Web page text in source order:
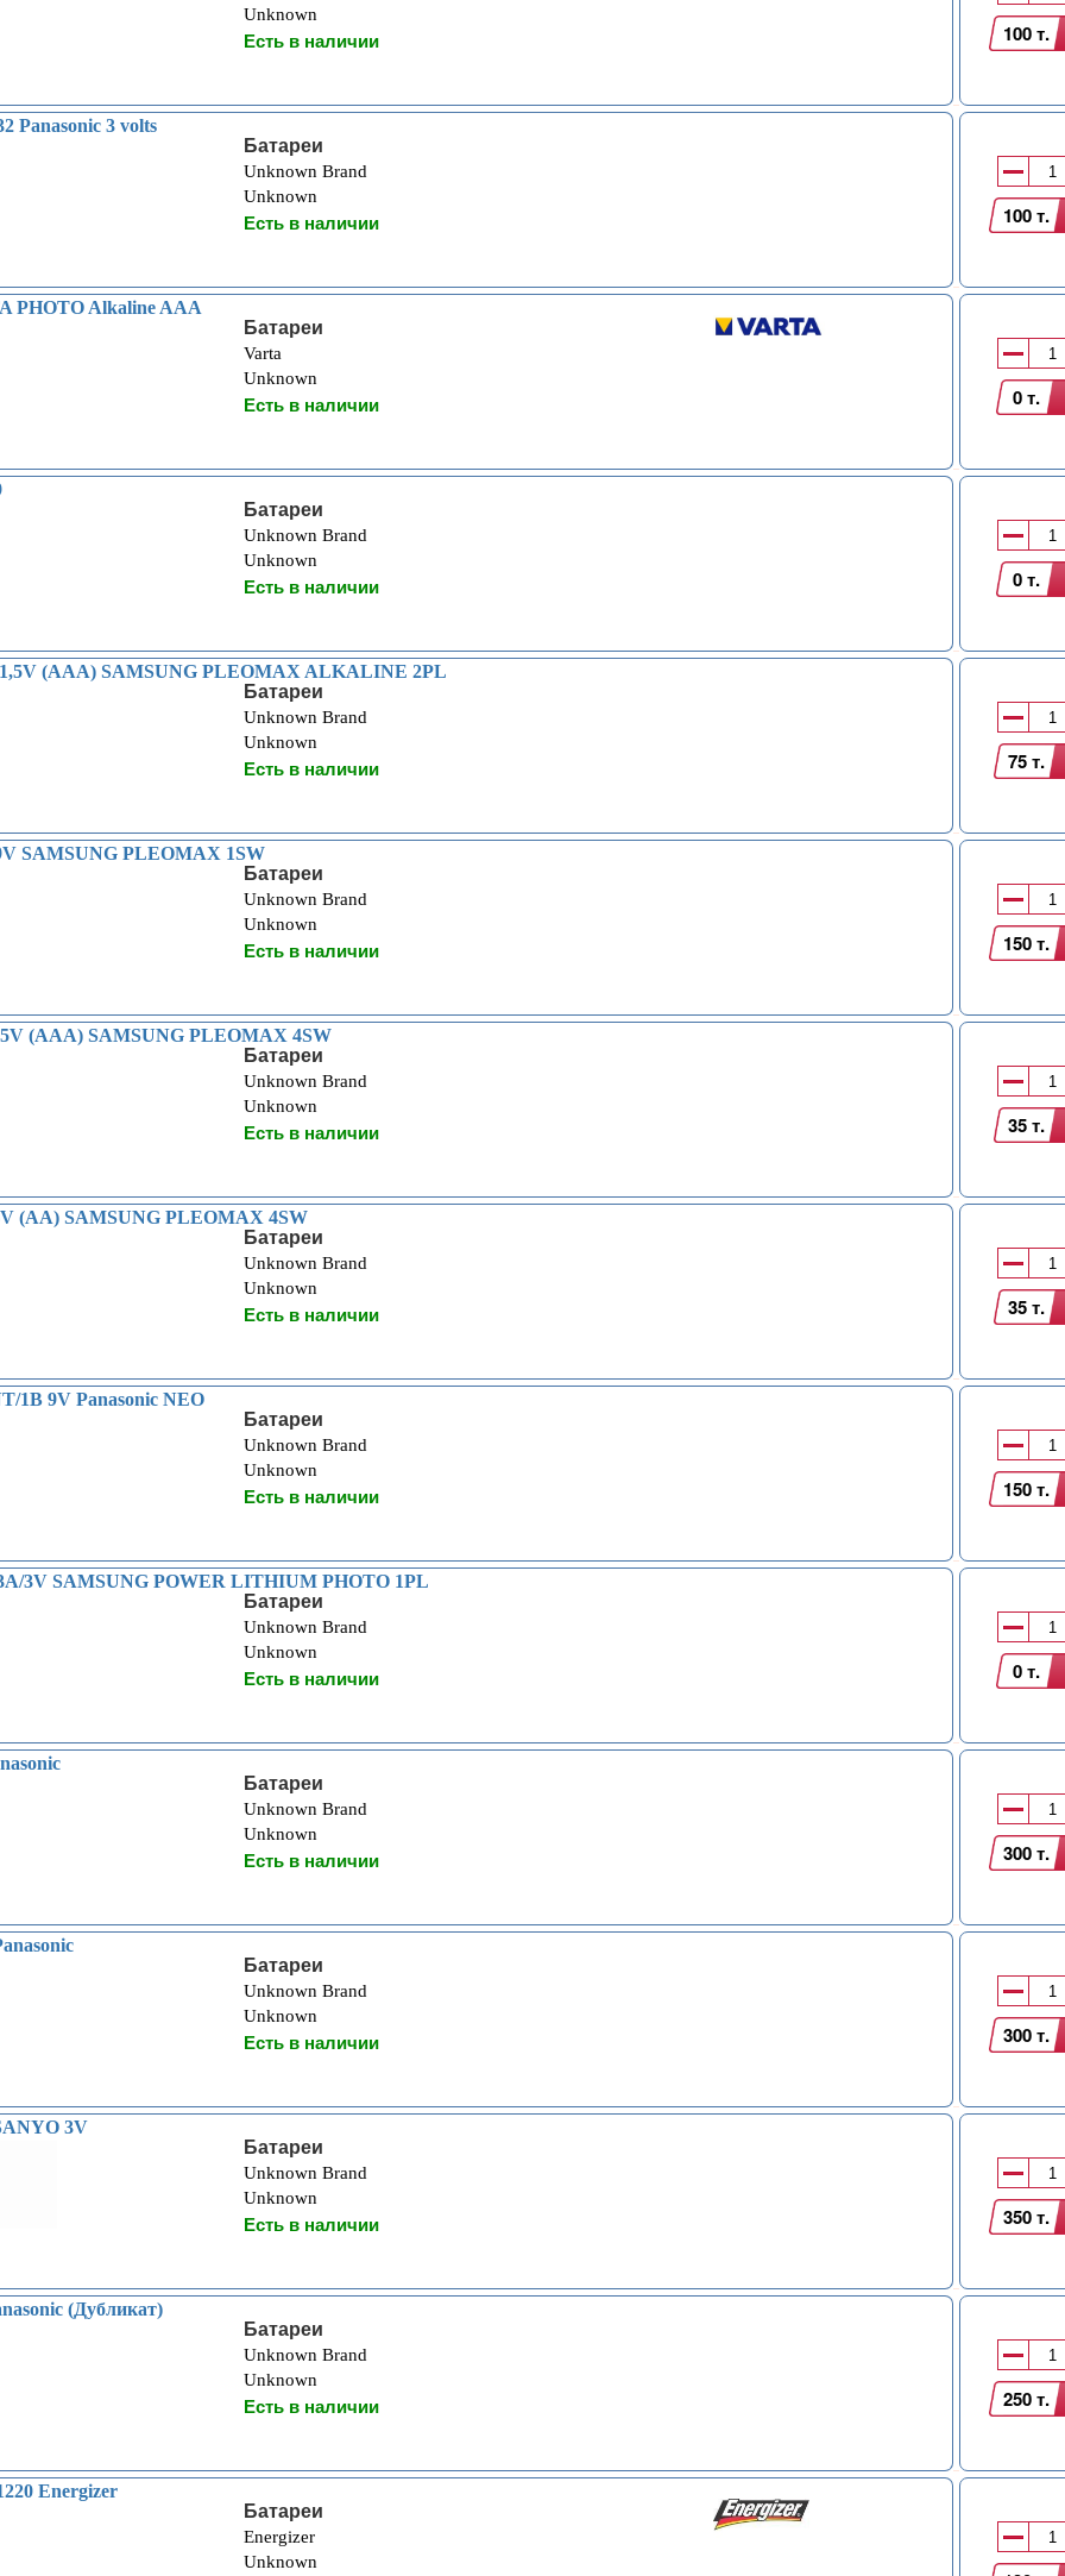
Unknown
Есть в наличии 100 т.
Panasonic 3 volts
Батареи
Unknown Brand
Unknown
Есть в наличии 100 т.
PHOTO Alkaline AAA
Батареи
Varta
Unknown
Есть в наличии 0 т.
Батареи
Unknown Brand
Unknown
Есть в наличии 0 т.
(AAA) SAMSUNG PLEOMAX ALKALINE 2PL
Батареи
Unknown Brand
Unknown
Есть в наличии 75 т.
SAMSUNG PLEOMAX 1SW
Батареи
Unknown Brand
Unknown
Есть в наличии 150 т.
(AAA) SAMSUNG PLEOMAX 4SW
Батареи
Unknown Brand
Unknown
Есть в наличии 35 т.
(AA) SAMSUNG PLEOMAX 4SW
Батареи
Unknown Brand
Unknown
Есть в наличии 35 т.
1B 9V Panasonic NEO
Батареи
Unknown Brand
Unknown
Есть в наличии 150 т.
3V SAMSUNG POWER LITHIUM PHOTO 1PL
Батареи
Unknown Brand
Unknown
Есть в наличии 0 т.
Батареи
Unknown Brand
Unknown
Есть в наличии 300 т.
Батареи
Unknown Brand
Unknown
Есть в наличии 300 т.
3V
Батареи
Unknown Brand
Unknown
Есть в наличии 350 т.
(Дубликат)
Батареи
Unknown Brand
Unknown
Есть в наличии 250 т.
Energizer
Батареи
Energizer
Unknown